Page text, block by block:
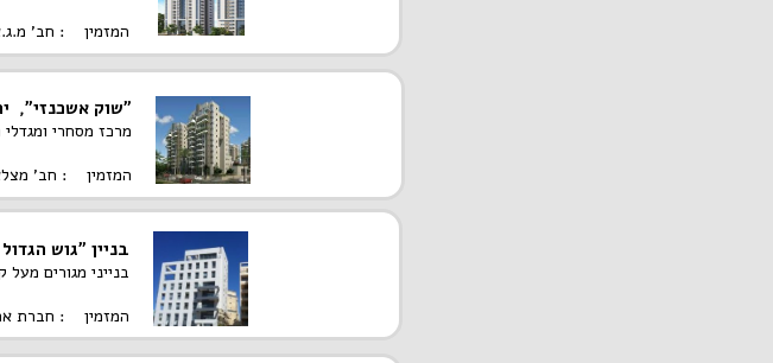
המזמין : חב'
"שוק אשכנזי",
מרכז מסחרי ומגדלי
המזמין : חב'
בניין "גוש הגדול 71", תל אביב
בנייני מגורים
המזמין : חברת